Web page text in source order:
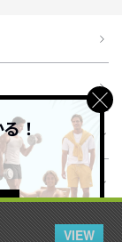
VIEW
！